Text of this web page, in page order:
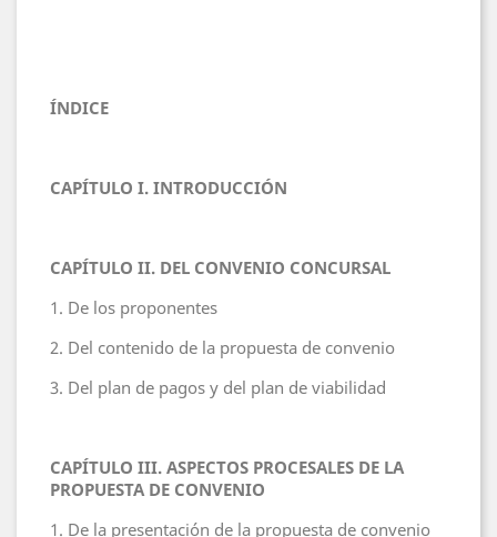
ÍNDICE
CAPÍTULO I. INTRODUCCIÓN
CAPÍTULO II. DEL CONVENIO CONCURSAL
1. De los proponentes
2. Del contenido de la propuesta de convenio
3. Del plan de pagos y del plan de viabilidad
CAPÍTULO III. ASPECTOS PROCESALES DE LA
PROPUESTA DE CONVENIO
1. De la presentación de la propuesta de convenio